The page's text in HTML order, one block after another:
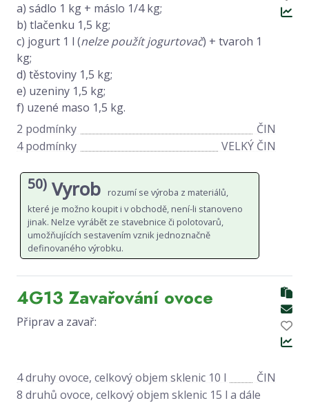
a) sádlo 1 kg + máslo 1/4 kg;
b) tlačenku 1,5 kg;
c) jogurt 1 l (nelze použít jogurtovač) + tvaroh 1
kg;
d) těstoviny 1,5 kg;
e) uzeniny 1,5 kg;
f) uzené maso 1,5 kg.
2 podmínky
ČIN
4 podmínky
VELKÝ ČIN
50) Vyrob
rozumí se výroba z materiálů,
které je možno koupit i v obchodě, není-li stanoveno
jinak. Nelze vyrábět ze stavebnice či polotovarů,
umožňujících sestavením vznik jednoznačně
definovaného výrobku.
4G13 Zavařování ovoce
Připrav a zavař:
4 druhy ovoce, celkový objem sklenic 10 l
ČIN
8 druhů ovoce, celkový objem sklenic 15 l a dále